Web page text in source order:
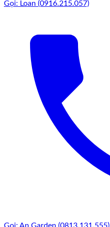
Gọi: Loan (0916.215.057)